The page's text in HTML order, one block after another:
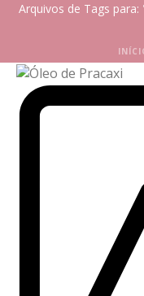
Arquivos de Tags